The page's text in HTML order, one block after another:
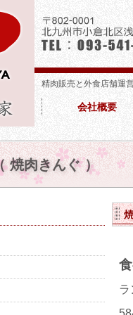
精肉販売と外食店舗運
会社概要
焼肉きんぐ ）
ラ